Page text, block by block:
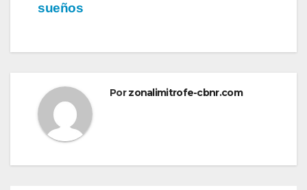
sueños
Porzonalimitrofe-cbnr.com